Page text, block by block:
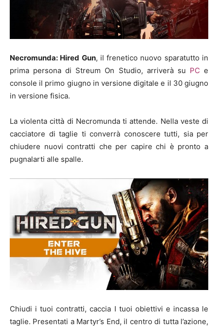
Necromunda: Hired Gun, il frenetico nuovo sparatutto in
prima persona di Streum On Studio, arriverà su PC e
console il primo giugno in versione digitale e il 30 giugno
in versione fisica.
La violenta città di Necromunda ti attende. Nella veste di
cacciatore di taglie ti converrà conoscere tutti, sia per
chiudere nuovi contratti che per capire chi è pronto a
pugnalarti alle spalle.
Chiudi i tuoi contratti, caccia I tuoi obiettivi e incassa le
taglie. Presentati a Martyr’s End, il centro di tutta l’azione,